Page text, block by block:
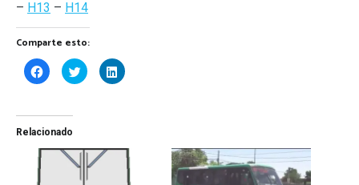
– H13 – H14
Comparte esto:
Haz
clic
Facebook
abre
en
una
ventana
Haz
clic
en
una
ventana
Haz
clic
en
una
Relacionado